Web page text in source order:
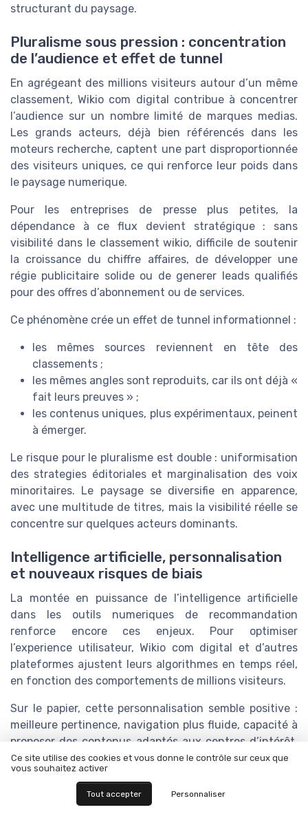
structurant du paysage.
Pluralisme sous pression : concentration
de l’audience et effet de tunnel
En agrégeant des millions visiteurs autour d’un même
classement, Wikio com digital contribue à concentrer
l’audience sur un nombre limité de marques medias.
Les grands acteurs, déjà bien référencés dans les
moteurs recherche, captent une part disproportionnée
des visiteurs uniques, ce qui renforce leur poids dans
le paysage numerique.
Pour les entreprises de presse plus petites, la
dépendance à ce flux devient stratégique : sans
visibilité dans le classement wikio, difficile de soutenir
la croissance du chiffre affaires, de développer une
régie publicitaire solide ou de generer leads qualifiés
pour des offres d’abonnement ou de services.
Ce phénomène crée un effet de tunnel informationnel :
les mêmes sources reviennent en tête des
classements ;
les mêmes angles sont reproduits, car ils ont déjà «
fait leurs preuves » ;
les contenus uniques, plus expérimentaux, peinent
à émerger.
Le risque pour le pluralisme est double : uniformisation
des strategies éditoriales et marginalisation des voix
minoritaires. Le paysage se diversifie en apparence,
avec une multitude de titres, mais la visibilité réelle se
concentre sur quelques acteurs dominants.
Intelligence artificielle, personnalisation
et nouveaux risques de biais
La montée en puissance de l’intelligence artificielle
dans les outils numeriques de recommandation
renforce encore ces enjeux. Pour optimiser
l’experience utilisateur, Wikio com digital et d’autres
plateformes ajustent leurs algorithmes en temps réel,
en fonction des comportements de millions visiteurs.
Sur le papier, cette personnalisation semble positive :
meilleure pertinence, navigation plus fluide, capacité à
proposer des contenus adaptés aux centres d’intérêt,
et même à generer leads pour les medias via des
recommandations ciblées. Mais, dans la pratique, elle
peut accentuer les bulles informationnelles.
Ce site utilise des cookies et vous donne le contrôle sur ceux que
vous souhaitez activer
Tout accepter Personnaliser